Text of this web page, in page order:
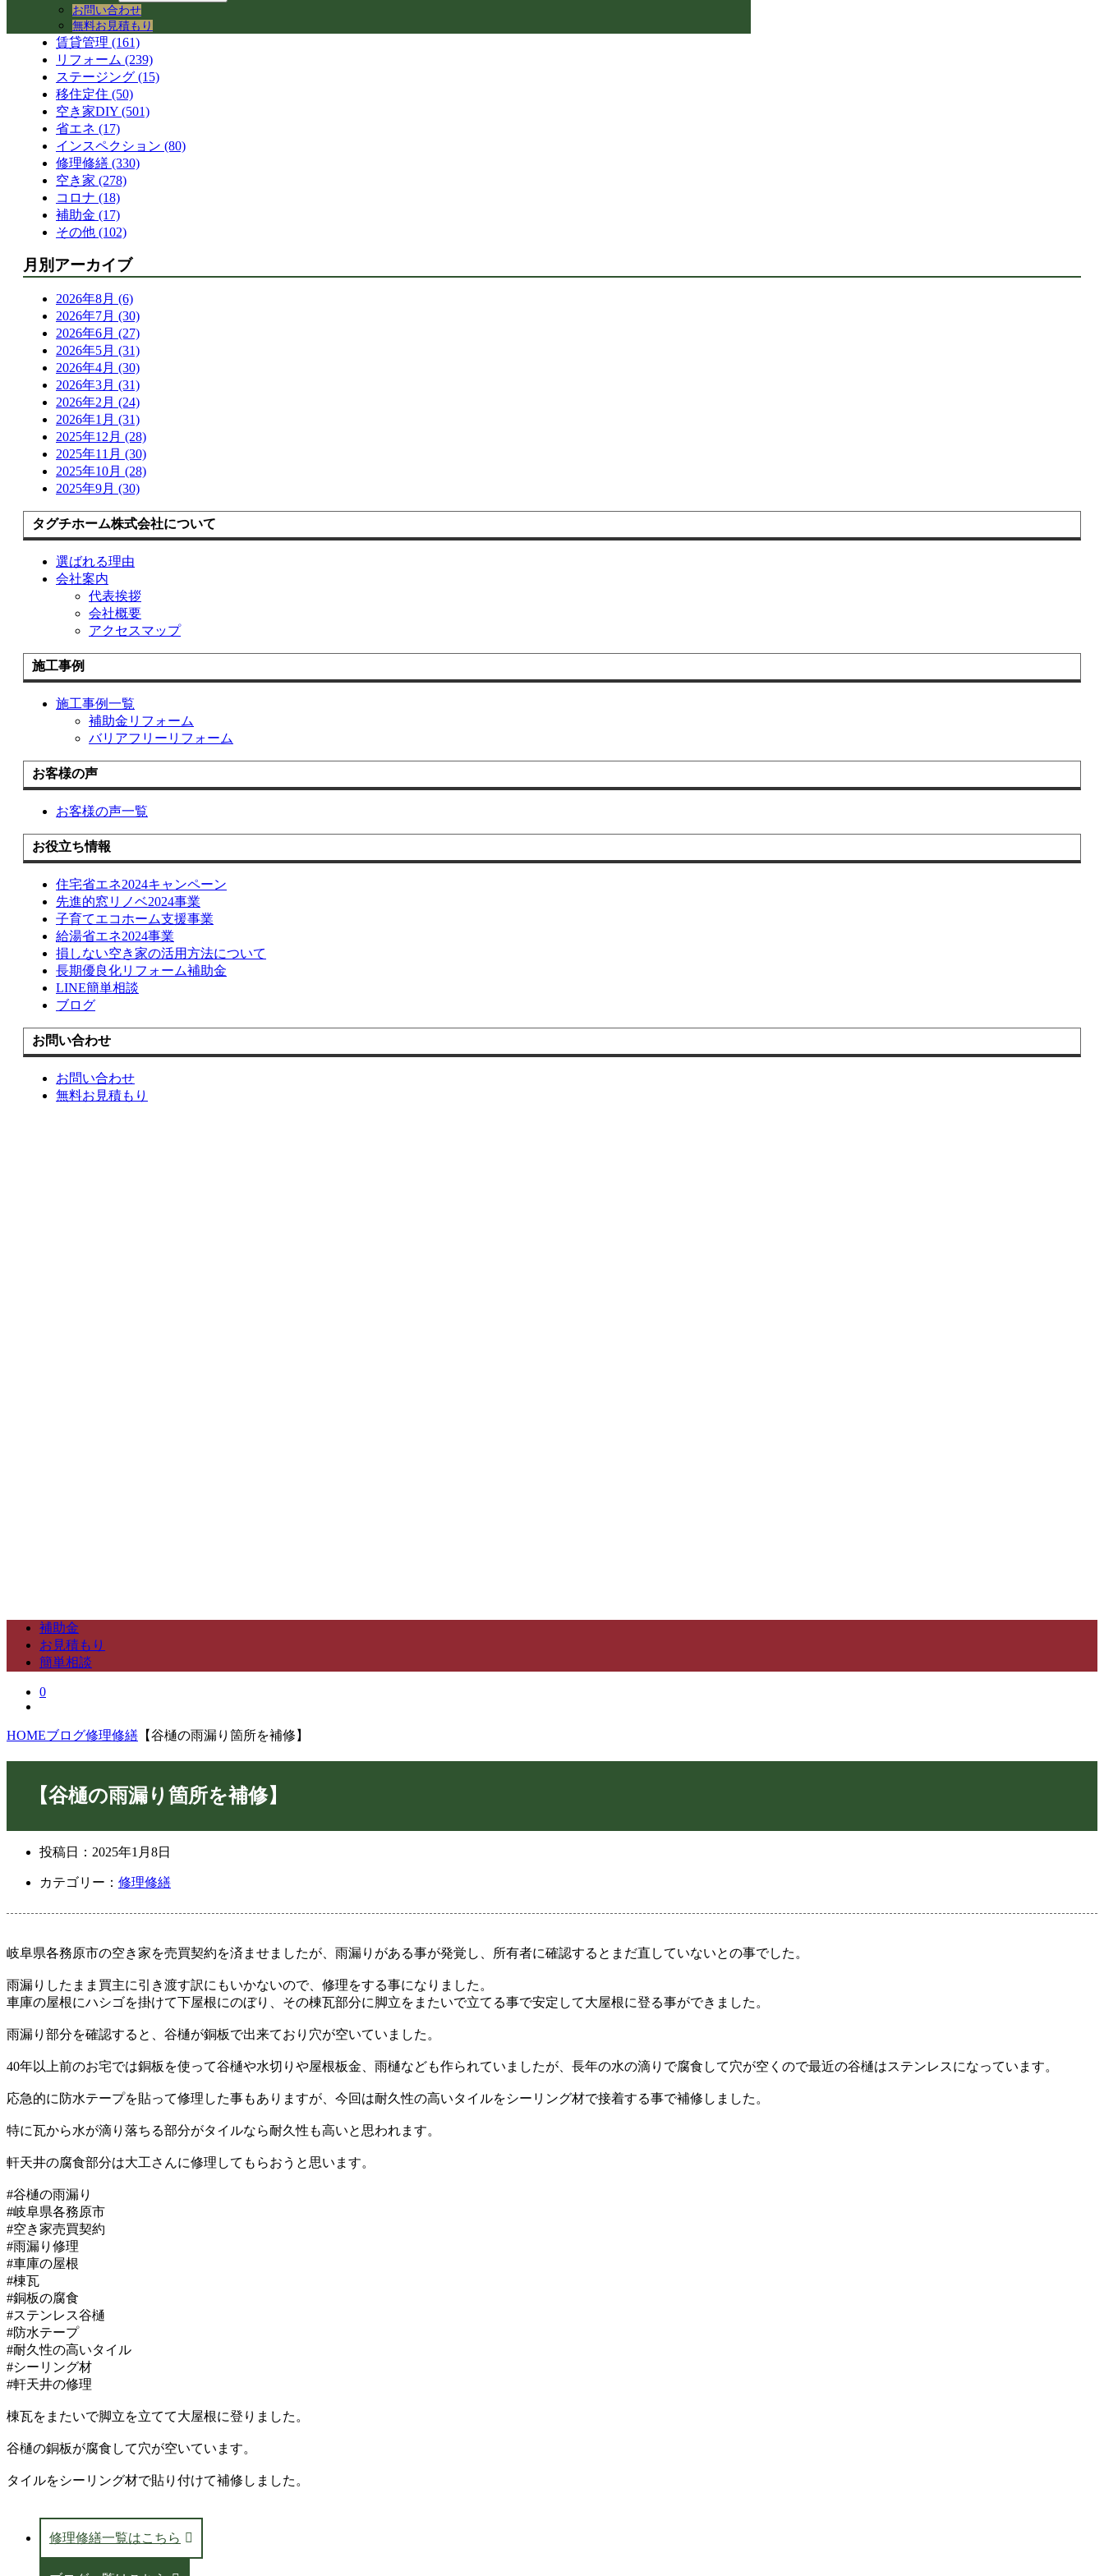
お問い合わせ
無料お見積もり
空き家活用 (327)
コワーキングスペース (41)
賃貸管理 (161)
リフォーム (239)
ステージング (15)
移住定住 (50)
空き家DIY (501)
省エネ (17)
インスペクション (80)
修理修繕 (330)
空き家 (278)
コロナ (18)
補助金 (17)
その他 (102)
月別アーカイブ
2026年8月 (6)
2026年7月 (30)
2026年6月 (27)
2026年5月 (31)
2026年4月 (30)
2026年3月 (31)
2026年2月 (24)
2026年1月 (31)
2025年12月 (28)
2025年11月 (30)
2025年10月 (28)
2025年9月 (30)
タグチホーム株式会社について
選ばれる理由
会社案内
代表挨拶
会社概要
アクセスマップ
施工事例
施工事例一覧
補助金リフォーム
バリアフリーリフォーム
お客様の声
お客様の声一覧
お役立ち情報
住宅省エネ2024キャンペーン
先進的窓リノベ2024事業
子育てエコホーム支援事業
給湯省エネ2024事業
損しない空き家の活用方法について
長期優良化リフォーム補助金
LINE簡単相談
ブログ
お問い合わせ
お問い合わせ
無料お見積もり
補助金
お見積もり
簡単相談
0
HOMEブログ修理修繕 【谷樋の雨漏り箇所を補修】
【谷樋の雨漏り箇所を補修】
投稿日： 2025年1月8日
カテゴリー： 修理修繕
岐阜県各務原市の空き家を売買契約を済ませましたが、雨漏りがある事が発覚し、所有者に確認するとまだ直していないとの事でした。
雨漏りしたまま買主に引き渡す訳にもいかないので、修理をする事になりました。
車庫の屋根にハシゴを掛けて下屋根にのぼり、その棟瓦部分に脚立をまたいで立てる事で安定して大屋根に登る事ができました。
雨漏り部分を確認すると、谷樋が銅板で出来ており穴が空いていました。
40年以上前のお宅では銅板を使って谷樋や水切りや屋根板金、雨樋なども作られていましたが、長年の水の滴りで腐食して穴が空くので最近の谷樋はステンレスになっています。
応急的に防水テープを貼って修理した事もありますが、今回は耐久性の高いタイルをシーリング材で接着する事で補修しました。
特に瓦から水が滴り落ちる部分がタイルなら耐久性も高いと思われます。
軒天井の腐食部分は大工さんに修理してもらおうと思います。
#谷樋の雨漏り
#岐阜県各務原市
#空き家売買契約
#雨漏り修理
#車庫の屋根
#棟瓦
#銅板の腐食
#ステンレス谷樋
#防水テープ
#耐久性の高いタイル
#シーリング材
#軒天井の修理
棟瓦をまたいで脚立を立てて大屋根に登りました。
谷樋の銅板が腐食して穴が空いています。
タイルをシーリング材で貼り付けて補修しました。
修理修繕一覧はこちら